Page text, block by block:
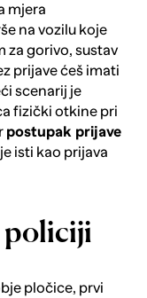
mjera
na vozilu koje
za gorivo, sustav
prijave ćeš imati
scenarij je
fizički otkine pri
postupak prijave
isti kao prijava
policiji
pločice, prvi